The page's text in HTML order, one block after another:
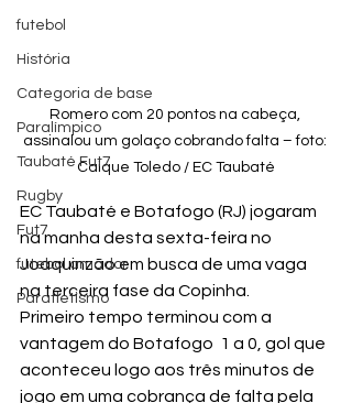
futebol
História
Categoria de base
Paralímpico
Taubaté Fut7
Rugby
Fut7
futebol amador
Paratletismo
Romero com 20 pontos na cabeça,
assinalou um golaço cobrando falta – foto:
Caique Toledo / EC Taubaté
EC Taubaté e Botafogo (RJ) jogaram
na manha desta sexta-feira no
Joaquinzão em busca de uma vaga
na terceira fase da Copinha.
Primeiro tempo terminou com a
vantagem do Botafogo  1 a 0, gol que
aconteceu logo aos três minutos de
jogo em uma cobrança de falta pela